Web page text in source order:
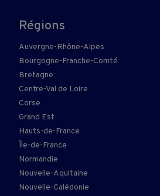
Régions
Auvergne-Rhône-Alpes
Bourgogne-Franche-Comté
Bretagne
Centre-Val de Loire
Corse
Grand Est
Hauts-de-France
Île-de-France
Normandie
Nouvelle-Aquitaine
Nouvelle-Calédonie